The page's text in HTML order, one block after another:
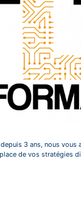
3 ans, nous vous
place de vos stratégies